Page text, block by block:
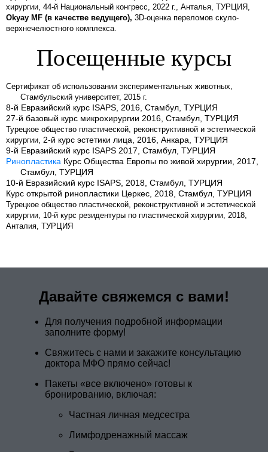
хирургии, 44-й Национальный конгресс, 2022 г., Анталья, ТУРЦИЯ,
Okyay MF (в качестве ведущего), 3D-оценка переломов скуло-
верхнечелюстного комплекса.
Посещенные курсы
Сертификат об использовании экспериментальных животных,
Стамбульский университет, 2015 г.
8-й Евразийский курс ISAPS, 2016, Стамбул, ТУРЦИЯ
27-й базовый курс микрохирургии 2016, Стамбул, ТУРЦИЯ
Турецкое общество пластической, реконструктивной и эстетической
хирургии, 2-й курс эстетики лица, 2016, Анкара, ТУРЦИЯ
9-й Евразийский курс ISAPS 2017, Стамбул, ТУРЦИЯ
Ринопластика Курс Общества Европы по живой хирургии, 2017,
Стамбул, ТУРЦИЯ
10-й Евразийский курс ISAPS, 2018, Стамбул, ТУРЦИЯ
Курс открытой ринопластики Церкес, 2018, Стамбул, ТУРЦИЯ
Турецкое общество пластической, реконструктивной и эстетической
хирургии, 10-й курс резидентуры по пластической хирургии, 2018,
Анталия, ТУРЦИЯ
Давайте свяжемся с вами!
Для получения подробной информации
заполните форму!
Свяжитесь с нами и закажите консультацию
доктора МФО прямо сейчас!
Пакеты «все включено» готовы к
бронированию, включая:
Частная личная медсестра
Лимфодренажный массаж